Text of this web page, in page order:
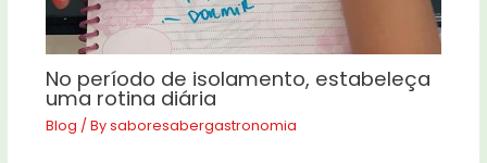
No período de isolamento, estabeleça
uma rotina diária
Blog / Bysaboresabergastronomia